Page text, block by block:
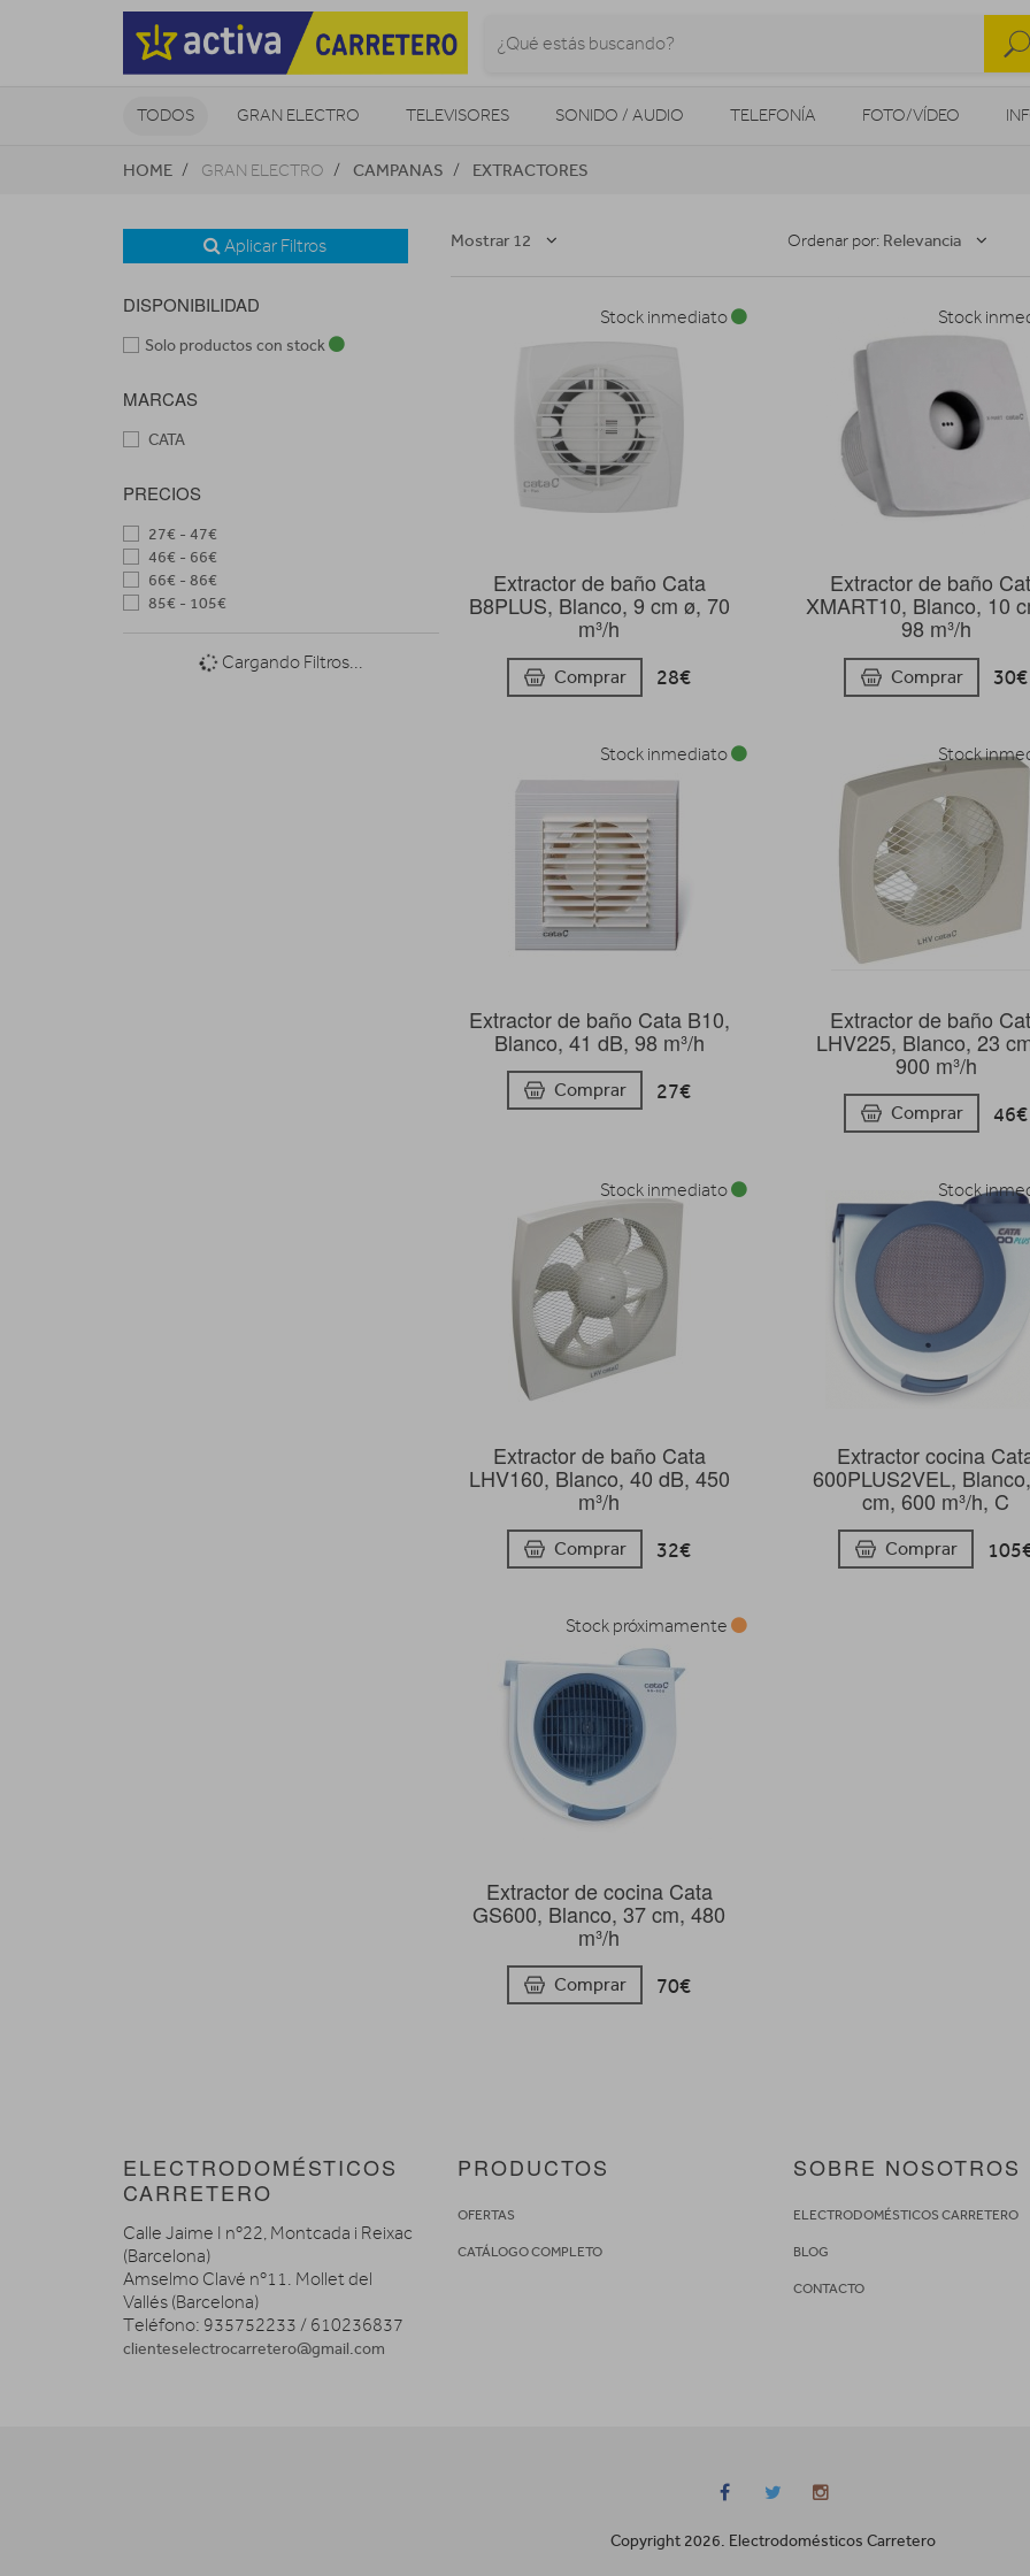
TODOS GRAN ELECTRO TELEVISORES SONIDO / AUDIO TELEFONÍA FOTO/VÍDEO
CLIMATIZACIÓN Y CALEFACCIÓN MOVILIDAD URBANA
HOME GRAN ELECTRO CAMPANAS EXTRACTORES
Aplicar Filtros
DISPONIBILIDAD
Solo productos con stock
MARCAS
CATA
PRECIOS
27€ - 47€
46€ - 66€
66€ - 86€
85€ - 105€
Cargando Filtros...
Mostrar 12 Ordenar por: Relevancia
Extractor de baño Cata
B8PLUS, Blanco, 9 cm ø, 70
m³/h
Comprar 28€
Stock inmediato
Extractor de baño
XMART10, Blanco, 10
98 m³/h
Comprar 30€
Stock
Extractor de baño Cata B10,
Blanco, 41 dB, 98 m³/h
Comprar 27€
Stock inmediato
Extractor de baño
LHV225, Blanco, 23
900 m³/h
Comprar 46€
Stock
Extractor de baño Cata
LHV160, Blanco, 40 dB, 450
m³/h
Comprar 32€
Stock inmediato
Extractor cocina
600PLUS2VEL,
cm, 600 m³/h, C
Comprar
Stock
Extractor de cocina Cata
GS600, Blanco, 37 cm, 480
m³/h
Comprar 70€
Stock próximamente
ELECTRODOMÉSTICOS
CARRETERO
Calle Jaime I nº22, Montcada i Reixac
(Barcelona)
Amselmo Clavé nº11. Mollet del
Vallés (Barcelona)
Teléfono: 935752233 / 610236837
clienteselectrocarretero@gmail.com
PRODUCTOS
OFERTAS
CATÁLOGO COMPLETO
SOBRE NOSOTROS
ELECTRODOMÉSTICOS CARRETERO
BLOG
CONTACTO
Copyright 2026. Electrodomésticos Carretero